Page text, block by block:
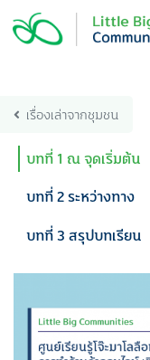
content
เรื่องเล่าจากชุมชน
บทที่ 1 ณ จุดเริ่มต้น
บทที่ 2 ระหว่างทาง
บทที่ 3 สรุปบทเรียน